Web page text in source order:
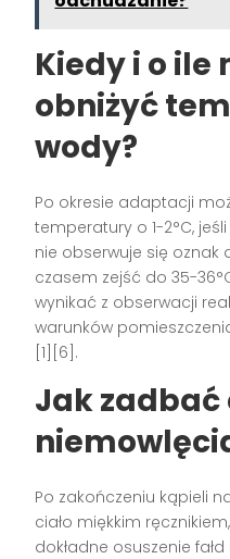
Kiedy i o ile
obniżyć
wody?
Po okresie adaptacji
temperatury o 1-2°C,
nie obserwuje się oznak
czasem zejść do 35-
wynikać z obserwacji
warunków
[1][6].
Jak zadbać
Po zakończeniu kąpieli
ciało miękkim
dokładne osuszenie